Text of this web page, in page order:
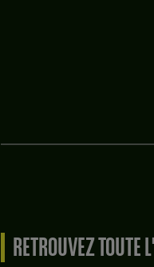
RETROUVEZ TOUTE